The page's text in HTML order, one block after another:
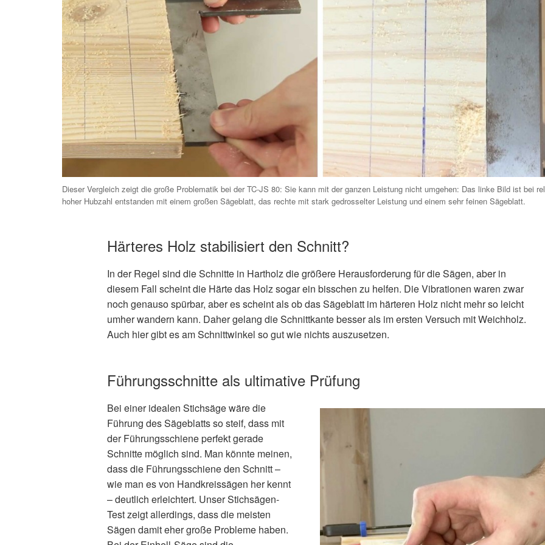
Dieser Vergleich zeigt die große Problematik bei der TC-JS 80: Sie kann mit der ganzen Leistung nicht umgehen: Das linke Bild ist bei
hoher Hubzahl entstanden mit einem großen Sägeblatt, das rechte mit stark gedrosselter Leistung und einem sehr feinen Sägeblatt.
Härteres Holz stabilisiert den Schnitt?
In der Regel sind die Schnitte in Hartholz die größere Herausforderung für die Sägen, aber in
diesem Fall scheint die Härte das Holz sogar ein bisschen zu helfen. Die Vibrationen waren zwar
noch genauso spürbar, aber es scheint als ob das Sägeblatt im härteren Holz nicht mehr so leicht
umher wandern kann. Daher gelang die Schnittkante besser als im ersten Versuch mit Weichholz.
Auch hier gibt es am Schnittwinkel so gut wie nichts auszusetzen.
Führungsschnitte als ultimative Prüfung
Bei einer idealen Stichsäge wäre die
Führung des Sägeblatts so steif, dass mit
der Führungsschiene perfekt gerade
Schnitte möglich sind. Man könnte meinen,
dass die Führungsschiene den Schnitt –
wie man es von Handkreissägen her kennt
– deutlich erleichtert. Unser Stichsägen-
Test zeigt allerdings, dass die meisten
Sägen damit eher große Probleme haben.